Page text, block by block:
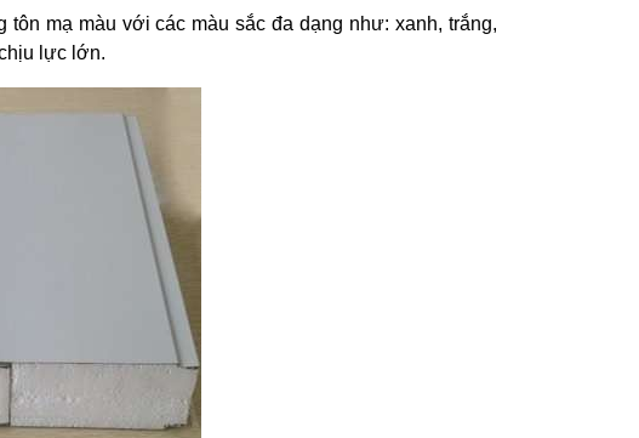
mạ màu với các màu sắc đa dạng như: xanh, trắng,
lực lớn.